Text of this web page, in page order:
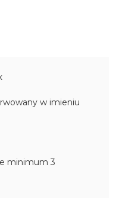
w imieniu
minimum 3